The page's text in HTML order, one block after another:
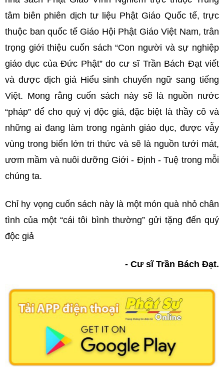
tâm biên phiên dịch tư liệu Phật Giáo Quốc tế, trực
thuộc ban quốc tế Giáo Hội Phật Giáo Việt Nam, trân
trọng giới thiệu cuốn sách “Con người và sự nghiệp
giáo dục của Đức Phật” do cư sĩ Trần Bách Đạt viết
và được dịch giả Hiểu sinh chuyển ngữ sang tiếng
Việt. Mong rằng cuốn sách này sẽ là nguồn nước
“pháp” để cho quý vị độc giả, đặc biệt là thầy cô và
những ai đang làm trong ngành giáo dục, được vẫy
vùng trong biển lớn tri thức và sẽ là nguồn tưới mát,
ươm mầm và nuôi dưỡng Giới - Định - Tuệ trong mỗi
chúng ta.
Chỉ hy vọng cuốn sách này là một món quà nhỏ chân
tình của một “cái tôi bình thường” gửi tặng đến quý
độc giả
- Cư sĩ Trần Bách Đạt.